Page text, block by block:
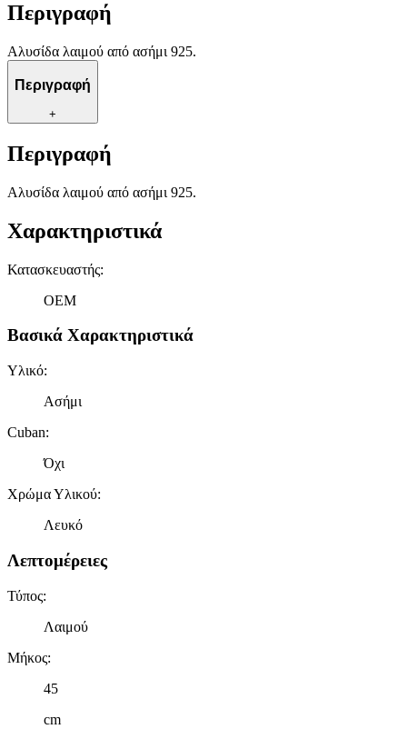
Περιγραφή
Αλυσίδα λαιμού από ασήμι 925.
Περιγραφή
+
Περιγραφή
Αλυσίδα λαιμού από ασήμι 925.
Χαρακτηριστικά
Κατασκευαστής:
OEM
Βασικά Χαρακτηριστικά
Υλικό:
Ασήμι
Cuban:
Όχι
Χρώμα Υλικού:
Λευκό
Λεπτομέρειες
Τύπος:
Λαιμού
Μήκος:
45
cm